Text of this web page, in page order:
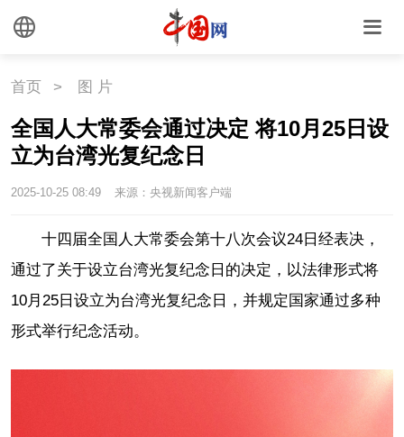
首页 > 图 片
全国人大常委会通过决定 将10月25日设
立为台湾光复纪念日
2025-10-25 08:49 来源：央视新闻客户端
十四届全国人大常委会第十八次会议24日经表决，
通过了关于设立台湾光复纪念日的决定，以法律形式将
10月25日设立为台湾光复纪念日，并规定国家通过多种
形式举行纪念活动。